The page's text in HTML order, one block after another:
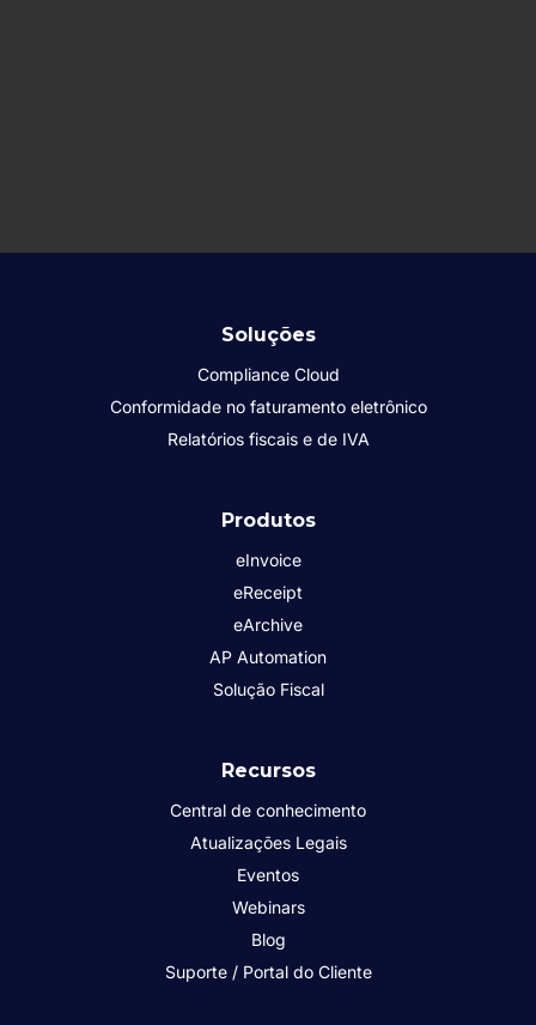
Soluções
Compliance Cloud
Conformidade no faturamento eletrônico
Relatórios fiscais e de IVA
Produtos
eInvoice
eReceipt
eArchive
AP Automation
Solução Fiscal
Recursos
Central de conhecimento
Atualizações Legais
Eventos
Webinars
Blog
Suporte / Portal do Cliente